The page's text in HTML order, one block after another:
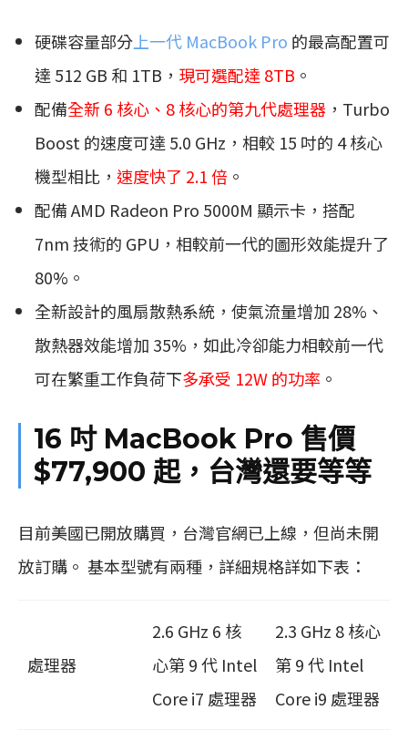
硬碟容量部分上一代 MacBook Pro 的最高配置可
達 512 GB 和 1TB， 現可選配達 8TB 。
配備全新 6 核心、8 核心的第九代處理器 ，Turbo
Boost 的速度可達 5.0 GHz，相較 15 吋的 4 核心
機型相比， 速度快了 2.1 倍 。
配備 AMD Radeon Pro 5000M 顯示卡，搭配
7nm 技術的 GPU，相較前一代的圖形效能提升了
80%。
全新設計的風扇散熱系統，使氣流量增加 28%、
散熱器效能增加 35%，如此冷卻能力相較前一代
可在繁重工作負荷下多承受 12W 的功率 。
16 吋 MacBook Pro 售價
$77,900 起，台灣還要等等
目前美國已開放購買，台灣官網已上線，但尚未開
放訂購。 基本型號有兩種，詳細規格詳如下表：
處理器
2.6 GHz 6 核
心第 9 代 Intel
Core i7 處理器
2.3 GHz 8 核心
第 9 代 Intel
Core i9 處理器